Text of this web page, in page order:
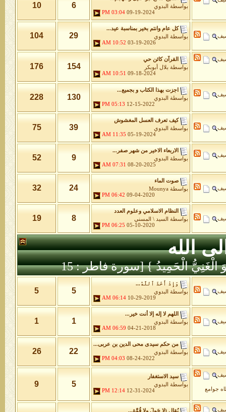
بواسطة
البدوي
09-19-2024
03:04 PM
6
10
كل عام وانتم بخير بمناسبة عيد...
بواسطة
البدوي
03-19-2026
10:52 AM
29
104
القرآن كائن حي
بواسطة بلال أبوبكر
09-18-2024
10:51 AM
154
176
اجزت بهذا الكتاب و بجميع...
بواسطة
البدوي
12-15-2022
05:13 PM
130
228
كيف تعرف العسل المغشوش
بواسطة
البدوي
05-19-2024
11:35 AM
39
75
الاربعاء الاخير من شهر صفر...
بواسطة
البدوي
08-20-2025
07:31 AM
9
52
صوت الماء
بواسطة Mounya
09-04-2020
06:42 PM
24
32
النظام الاسلامي وعلوم العدد
بواسطة
السيد \ المسني
05-10-2020
06:25 PM
8
19
الله
الْغَنِيُّ الْحَمِيدُ } [سورة فاطر : 15
وَإِذْ أَخَذَ ٱللَّهُ...
بواسطة
البدوي
10-29-2019
06:14 AM
5
5
اللهم لا إله إلا أنت خير...
بواسطة
البدوي
04-21-2018
06:59 AM
1
1
من حكم سيدى محى الدين بن عربى...
بواسطة
البدوي
08-24-2022
04:03 PM
22
26
جوامع
سيد الاستغفار
بواسطة
البدوي
12-31-2024
12:14 PM
5
9